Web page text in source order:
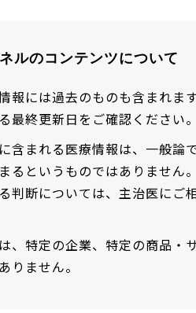
ルのコンテンツについて
報には過去のものも含まれま
最終更新日をご確認ください。
含まれる医療情報は、一般論
るというものではありません
判断については、主治医にご
、特定の企業、特定の商品・
りません。